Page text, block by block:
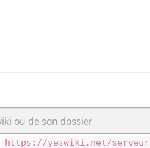
https://yeswiki.net/serveur